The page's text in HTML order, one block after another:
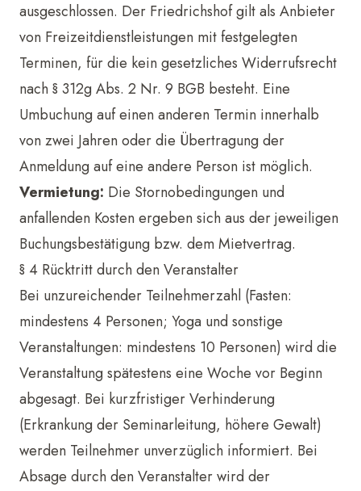
ausgeschlossen. Der Friedrichshof gilt als Anbieter
von Freizeitdienstleistungen mit festgelegten
Terminen, für die kein gesetzliches Widerrufsrecht
nach § 312g Abs. 2 Nr. 9 BGB besteht. Eine
Umbuchung auf einen anderen Termin innerhalb
von zwei Jahren oder die Übertragung der
Anmeldung auf eine andere Person ist möglich.
Vermietung: Die Stornobedingungen und
anfallenden Kosten ergeben sich aus der jeweiligen
Buchungsbestätigung bzw. dem Mietvertrag.
§ 4 Rücktritt durch den Veranstalter
Bei unzureichender Teilnehmerzahl (Fasten:
mindestens 4 Personen; Yoga und sonstige
Veranstaltungen: mindestens 10 Personen) wird die
Veranstaltung spätestens eine Woche vor Beginn
abgesagt. Bei kurzfristiger Verhinderung
(Erkrankung der Seminarleitung, höhere Gewalt)
werden Teilnehmer unverzüglich informiert. Bei
Absage durch den Veranstalter wird der